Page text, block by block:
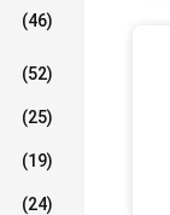
(46)
(52)
(25)
(19)
(24)